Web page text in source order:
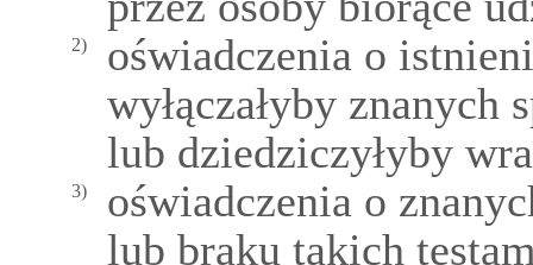
2)
oświadczenia o
wyłączałyby znanych
lub dziedziczyłyby
3)
oświadczenia o
lub braku takich